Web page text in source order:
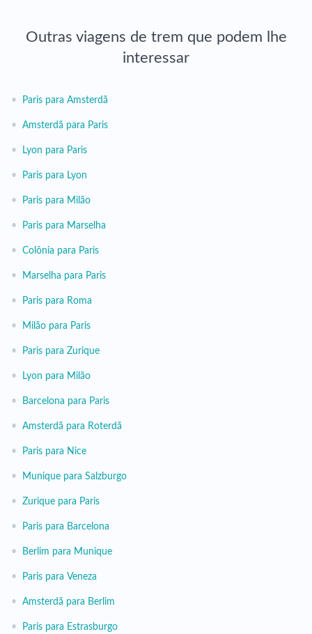
Outras viagens de trem que podem lhe
interessar
• Paris para Amsterdã
• Amsterdã para Paris
• Lyon para Paris
• Paris para Lyon
• Paris para Milão
• Paris para Marselha
• Colônia para Paris
• Marselha para Paris
• Paris para Roma
• Milão para Paris
• Paris para Zurique
• Lyon para Milão
• Barcelona para Paris
• Amsterdã para Roterdã
• Paris para Nice
• Munique para Salzburgo
• Zurique para Paris
• Paris para Barcelona
• Berlim para Munique
• Paris para Veneza
• Amsterdã para Berlim
• Paris para Estrasburgo